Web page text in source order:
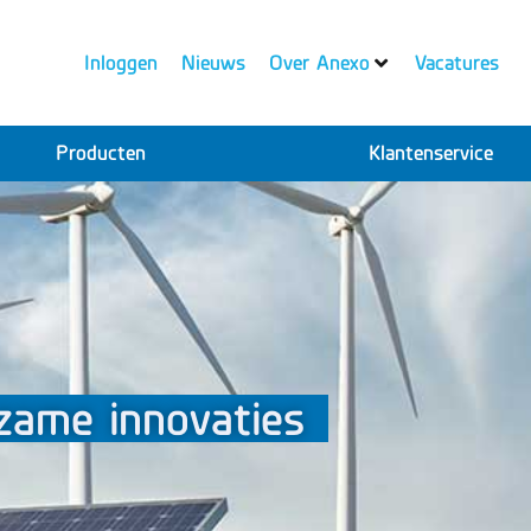
Inloggen Nieuws Over Anexo Vacatures
Producten Klantenservice
innovaties